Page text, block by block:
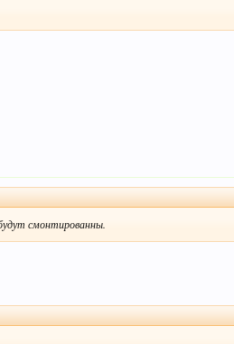
смонтированны.